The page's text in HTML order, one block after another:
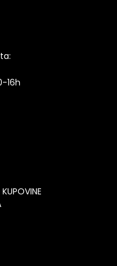
16h